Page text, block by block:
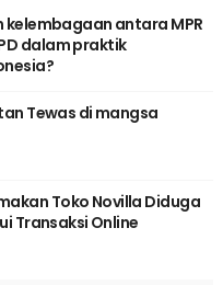
kelembagaan antara MPR
dalam praktik
Tewas di mangsa
Toko Novilla Diduga
Transaksi Online